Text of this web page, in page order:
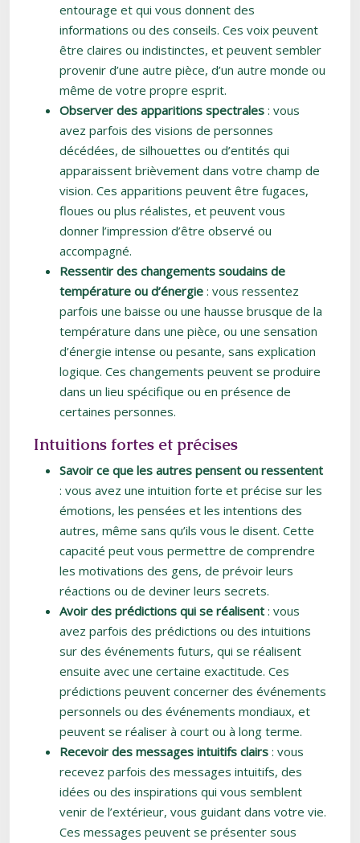
entourage et qui vous donnent des
informations ou des conseils. Ces voix peuvent
être claires ou indistinctes, et peuvent sembler
provenir d’une autre pièce, d’un autre monde ou
même de votre propre esprit.
Observer des apparitions spectrales : vous
avez parfois des visions de personnes
décédées, de silhouettes ou d’entités qui
apparaissent brièvement dans votre champ de
vision. Ces apparitions peuvent être fugaces,
floues ou plus réalistes, et peuvent vous
donner l’impression d’être observé ou
accompagné.
Ressentir des changements soudains de
température ou d’énergie : vous ressentez
parfois une baisse ou une hausse brusque de la
température dans une pièce, ou une sensation
d’énergie intense ou pesante, sans explication
logique. Ces changements peuvent se produire
dans un lieu spécifique ou en présence de
certaines personnes.
Intuitions fortes et précises
Savoir ce que les autres pensent ou ressentent
: vous avez une intuition forte et précise sur les
émotions, les pensées et les intentions des
autres, même sans qu’ils vous le disent. Cette
capacité peut vous permettre de comprendre
les motivations des gens, de prévoir leurs
réactions ou de deviner leurs secrets.
Avoir des prédictions qui se réalisent : vous
avez parfois des prédictions ou des intuitions
sur des événements futurs, qui se réalisent
ensuite avec une certaine exactitude. Ces
prédictions peuvent concerner des événements
personnels ou des événements mondiaux, et
peuvent se réaliser à court ou à long terme.
Recevoir des messages intuitifs clairs : vous
recevez parfois des messages intuitifs, des
idées ou des inspirations qui vous semblent
venir de l’extérieur, vous guidant dans votre vie.
Ces messages peuvent se présenter sous